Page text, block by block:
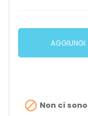
AGGIUNGI
 Non ci